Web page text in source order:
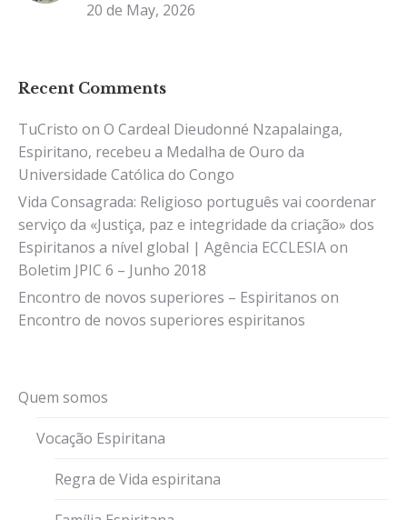
20 de May, 2026
Recent Comments
TuCristo on O Cardeal Dieudonné Nzapalainga,
Espiritano, recebeu a Medalha de Ouro da
Universidade Católica do Congo
Vida Consagrada: Religioso português vai coordenar
serviço da «Justiça, paz e integridade da criação» dos
Espiritanos a nível global | Agência ECCLESIAon
Boletim JPIC 6 – Junho 2018
Encontro de novos superiores – Espiritanos on
Encontro de novos superiores espiritanos
Quem somos
Vocação Espiritana
Regra de Vida espiritana